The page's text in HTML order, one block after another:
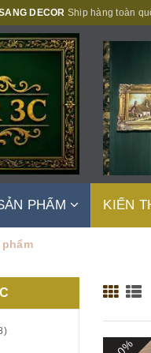
DECOR Ship hàng toàn
PHẨM KIẾN